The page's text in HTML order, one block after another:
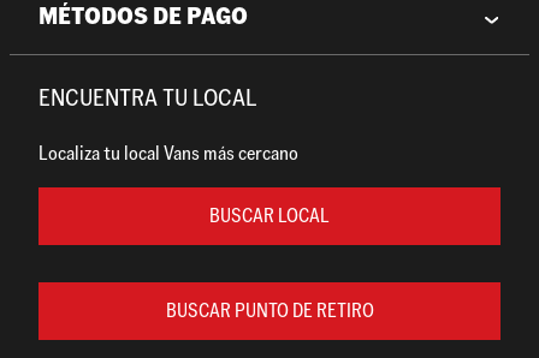
MÉTODOS DE PAGO
ENCUENTRA TU LOCAL
Localiza tu local Vans más cercano
BUSCAR LOCAL
BUSCAR PUNTO DE RETIRO